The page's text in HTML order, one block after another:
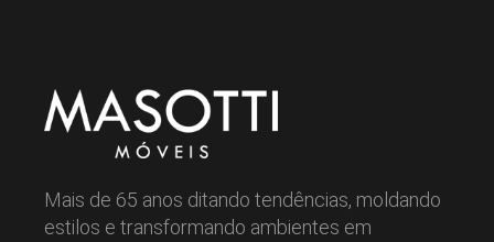
Mais de 65 anos ditando tendências, moldando
estilos e transformando ambientes em